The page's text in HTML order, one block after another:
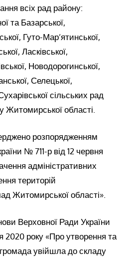
всіх рад району:
та Базарської,
Гуто-Мар’ятинської,
Ласківської,
Новодорогинської,
Селецької,
сільських рад
Житомирської області.
розпорядженням
№ 711-р від 12 червня
адміністративних
територій
Житомирської області».
Верховної Ради України
2020 року «Про утворення та
громада увійшла до складу